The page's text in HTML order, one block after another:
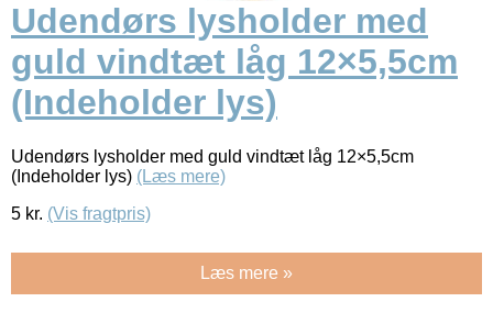
Udendørs lysholder med
guld vindtæt låg 12×5,5cm
(Indeholder lys)
Udendørs lysholder med guld vindtæt låg 12×5,5cm
(Indeholder lys) (Læs mere)
5 kr. (Vis fragtpris)
Læs mere »